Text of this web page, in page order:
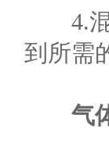
4.混
到所需
气